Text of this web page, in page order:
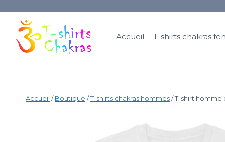
Accueil T-shirts chakras
Accueil / Boutique / T-shirts chakras hommes / T-shirt homme